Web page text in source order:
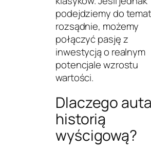
podejdziemy do
rozsądnie, możemy
połączyć pasję z
inwestycją o realnym
potencjale wzrostu
wartości.
Dlaczego
historią
wyścigową?